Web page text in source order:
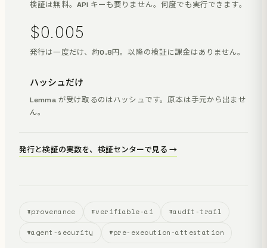
検証は無料。API キーも要りません。何度でも実行できます。
$0.005
発行は一度だけ、約0.8円。以降の検証に課金はありません。
ハッシュだけ
Lemma が受け取るのはハッシュです。原本は手元から出ませ
ん。
発行と検証の実数を、検証センターで見る →
#provenance #verifiable-ai #audit-trail
#agent-security #pre-execution-attestation